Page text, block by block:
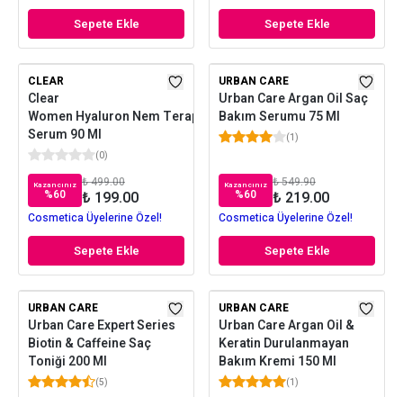
Sepete Ekle Sepete Ekle
CLEAR
Clear
Women Hyaluron Nem Terapisi
Serum 90 Ml
(0)
Kazancınız
%60
₺ 499.00
₺ 199.00
Cosmetica Üyelerine Özel!
Sepete Ekle
URBAN CARE
Urban Care Argan Oil Saç
Bakım Serumu 75 Ml
(1)
Kazancınız
%60
₺ 549.90
₺ 219.00
Cosmetica Üyelerine Özel!
Sepete Ekle
URBAN CARE
Urban Care Expert Series
Biotin & Caffeine Saç
Toniği 200 Ml
(5)
URBAN CARE
Urban Care Argan Oil &
Keratin Durulanmayan
Bakım Kremi 150 Ml
(1)